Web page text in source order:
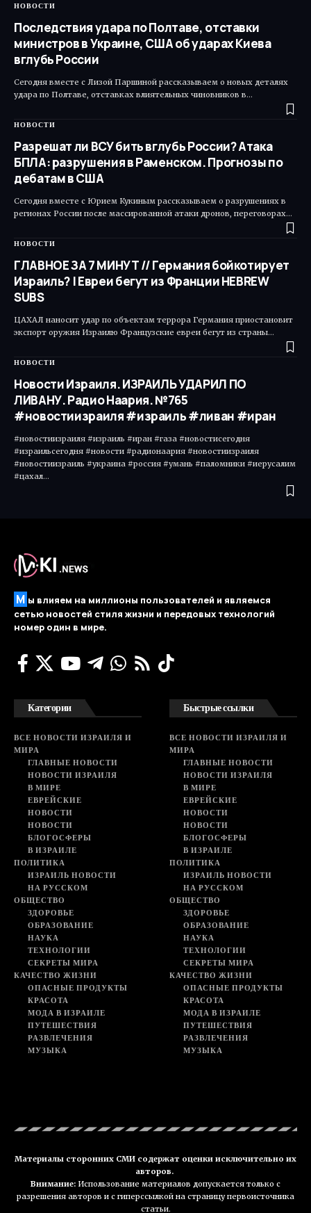
НОВОСТИ
Последствия удара по Полтаве, отставки
министров в Украине, США об ударах Киева
вглубь России
Сегодня вместе с Лизой Паршиной рассказываем о новых деталях
удара по Полтаве, отставках влиятельных чиновников в…
НОВОСТИ
Разрешат ли ВСУ бить вглубь России? Атака
БПЛА: разрушения в Раменском. Прогнозы по
дебатам в США
Сегодня вместе с Юрием Кукиным рассказываем о разрушениях в
регионах России после массированной атаки дронов, переговорах…
НОВОСТИ
ГЛАВНОЕ ЗА 7 МИНУТ // Германия бойкотирует
Израиль? | Евреи бегут из Франции HEBREW
SUBS
ЦАХАЛ наносит удар по объектам террора Германия приостановит
экспорт оружия Израилю Французские евреи бегут из страны…
НОВОСТИ
Новости Израиля. ИЗРАИЛЬ УДАРИЛ ПО
ЛИВАНУ. Радио Наария. №765
#новостиизраиля #израиль #ливан #иран
#новостиизраиля #израиль #иран #газа #новостисегодня
#израильсегодня #новости #радионаария #новостиизраиля
#новостиизраиль #украина #россия #умань #паломники #иерусалим
#цахал…
М ы влияем на миллионы пользователей и являемся
сетью новостей стиля жизни и передовых технологий
номер один в мире.
Категории
ВСЕ НОВОСТИ ИЗРАИЛЯ И
МИРА
ГЛАВНЫЕ НОВОСТИ
НОВОСТИ ИЗРАИЛЯ
В МИРЕ
ЕВРЕЙСКИЕ
НОВОСТИ
НОВОСТИ
БЛОГОСФЕРЫ
В ИЗРАИЛЕ
ПОЛИТИКА
ИЗРАИЛЬ НОВОСТИ
НА РУССКОМ
ОБЩЕСТВО
ЗДОРОВЬЕ
ОБРАЗОВАНИЕ
НАУКА
ТЕХНОЛОГИИ
СЕКРЕТЫ МИРА
КАЧЕСТВО ЖИЗНИ
ОПАСНЫЕ ПРОДУКТЫ
КРАСОТА
МОДА В ИЗРАИЛЕ
ПУТЕШЕСТВИЯ
РАЗВЛЕЧЕНИЯ
МУЗЫКА
Быстрые ссылки
ВСЕ НОВОСТИ ИЗРАИЛЯ И
МИРА
ГЛАВНЫЕ НОВОСТИ
НОВОСТИ ИЗРАИЛЯ
В МИРЕ
ЕВРЕЙСКИЕ
НОВОСТИ
НОВОСТИ
БЛОГОСФЕРЫ
В ИЗРАИЛЕ
ПОЛИТИКА
ИЗРАИЛЬ НОВОСТИ
НА РУССКОМ
ОБЩЕСТВО
ЗДОРОВЬЕ
ОБРАЗОВАНИЕ
НАУКА
ТЕХНОЛОГИИ
СЕКРЕТЫ МИРА
КАЧЕСТВО ЖИЗНИ
ОПАСНЫЕ ПРОДУКТЫ
КРАСОТА
МОДА В ИЗРАИЛЕ
ПУТЕШЕСТВИЯ
РАЗВЛЕЧЕНИЯ
МУЗЫКА
Материалы сторонних СМИ содержат оценки исключительно их
авторов.
Внимание: Использование материалов допускается только с
разрешения авторов и с гиперссылкой на страницу первоисточника
статьи.